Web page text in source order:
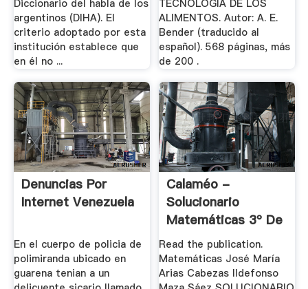
Diccionario del habla de los
argentinos (DIHA). El
criterio adoptado por esta
institución establece que
en él no ...
TECNOLOGÍA DE LOS
ALIMENTOS. Autor: A. E.
Bender (traducido al
español). 568 páginas, más
de 200 .
Denuncias Por
Internet Venezuela
En el cuerpo de policia de
polimiranda ubicado en
guarena tenian a un
Calaméo -
Solucionario
Matemáticas 3º De
ESO .
Read the publication.
Matemáticas José María
Arias Cabezas Ildefonso